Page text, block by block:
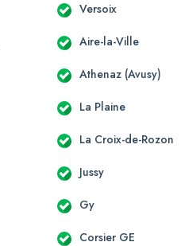
Versoix
Aire-la-Ville
Athenaz (Avusy)
La Plaine
La Croix-de-Rozon
Jussy
Gy
Corsier GE